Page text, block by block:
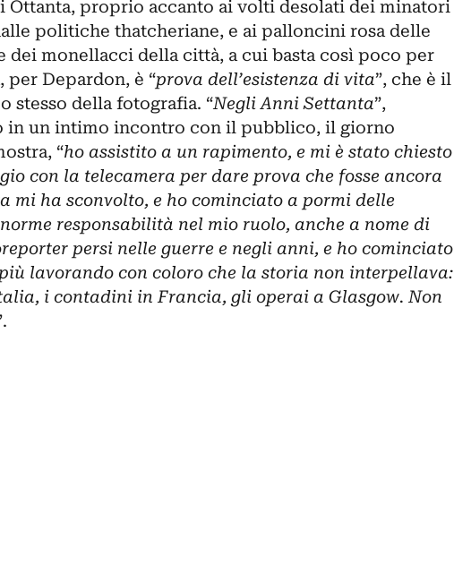
Ottanta, proprio accanto ai volti desolati dei minatori
politiche thatcheriane, e ai palloncini rosa delle
dei monellacci della città, a cui basta così poco per
per Depardon, è “prova dell’esistenza di vita”, che è il
stesso della fotografia. “Negli Anni Settanta”,
in un intimo incontro con il pubblico, il giorno
“ho assistito a un rapimento, e mi è stato chiesto
con la telecamera per dare prova che fosse ancora
mi ha sconvolto, e ho cominciato a pormi delle
responsabilità nel mio ruolo, anche a nome di
persi nelle guerre e negli anni, e ho cominciato
lavorando con coloro che la storia non interpellava:
i contadini in Francia, gli operai a Glasgow. Non